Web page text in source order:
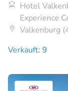
Hotel
Experience
Valkenburg
Verkauft: 9